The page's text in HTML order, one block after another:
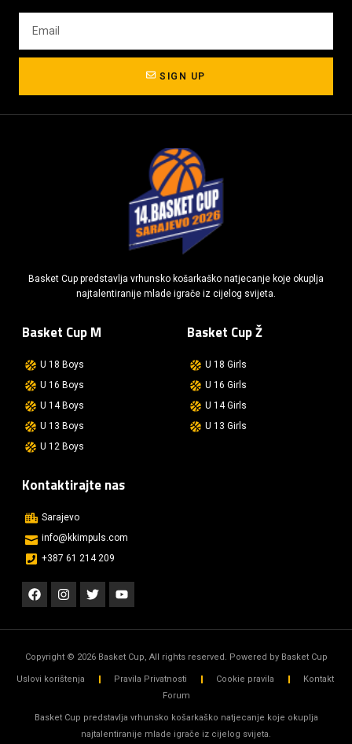
SIGN UP
Basket Cup predstavlja vrhunsko košarkaško natjecanje koje okuplja
najtalentiranije mlade igrače iz cijelog svijeta.
Basket Cup M
U 18 Boys
U 16 Boys
U 14 Boys
U 13 Boys
U 12 Boys
Basket Cup Ž
U 18 Girls
U 16 Girls
U 14 Girls
U 13 Girls
Kontaktirajte nas
Sarajevo
info@kkimpuls.com​
+387 61 214 209
Copyright © 2026 Basket Cup, All rights reserved. Powered by Basket Cup
Uslovi korištenja Pravila Privatnosti Cookie pravila
Kontakt
Forum
Basket Cup predstavlja vrhunsko košarkaško natjecanje koje okuplja
najtalentiranije mlade igrače iz cijelog svijeta.